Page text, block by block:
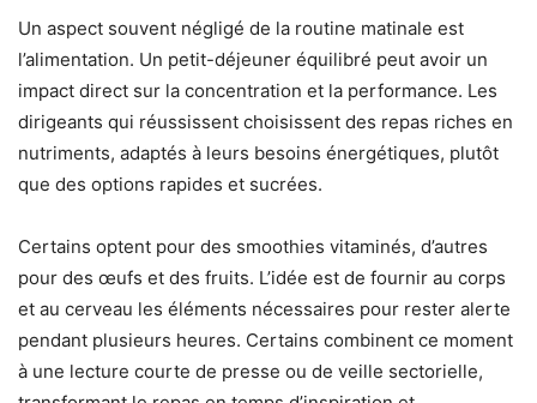
Un aspect souvent négligé de la routine matinale est
l’alimentation. Un petit-déjeuner équilibré peut avoir un
impact direct sur la concentration et la performance. Les
dirigeants qui réussissent choisissent des repas riches en
nutriments, adaptés à leurs besoins énergétiques, plutôt
que des options rapides et sucrées.
Certains optent pour des smoothies vitaminés, d’autres
pour des œufs et des fruits. L’idée est de fournir au corps
et au cerveau les éléments nécessaires pour rester alerte
pendant plusieurs heures. Certains combinent ce moment
à une lecture courte de presse ou de veille sectorielle,